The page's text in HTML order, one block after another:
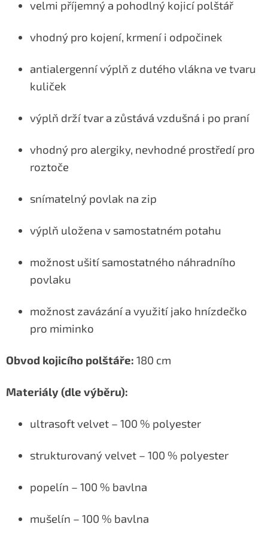
velmi příjemný a pohodlný kojicí polštář
vhodný pro kojení, krmení i odpočinek
antialergenní výplň z dutého vlákna ve tvaru
kuliček
výplň drží tvar a zůstává vzdušná i po praní
vhodný pro alergiky, nevhodné prostředí pro
roztoče
snímatelný povlak na zip
výplň uložena v samostatném potahu
možnost ušití samostatného náhradního
povlaku
možnost zavázání a využití jako hnízdečko
pro miminko
Obvod kojicího polštáře: 180 cm
Materiály (dle výběru):
ultrasoft velvet – 100 % polyester
strukturovaný velvet – 100 % polyester
popelín – 100 % bavlna
mušelín – 100 % bavlna